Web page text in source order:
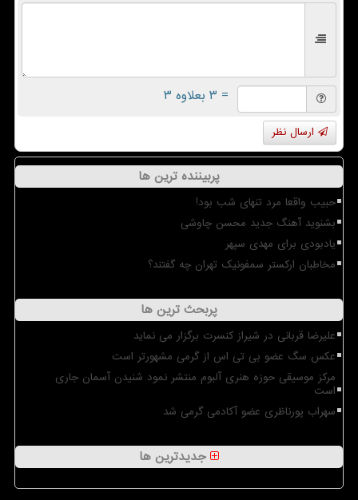
= ۳ بعلاوه ۳
ارسال نظر
پربیننده ترین ها
حبیب واقعا مرد تنهای شب بود!
بشنوید آهنگ جدید محسن چاوشی
یادبودی برای مهدی سپهر
مخاطبان ارکستر سمفونیک تهران چه گفتند؟
پربحث ترین ها
علیرضا قربانی در شیراز کنسرت برگزار می نماید
عکس سگ عضو بی تی اس از گرمی مشهورتر است
مرکز موسیقی حوزه هنری آلبوم منتشر نمود شنیدن آسمان جاری
است
سهراب پورناظری عضو آکادمی گرمی شد
جدیدترین ها